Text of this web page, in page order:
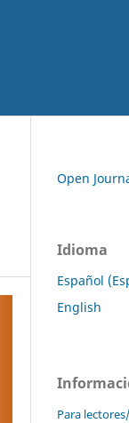
Open
Idioma
Español
English
Para